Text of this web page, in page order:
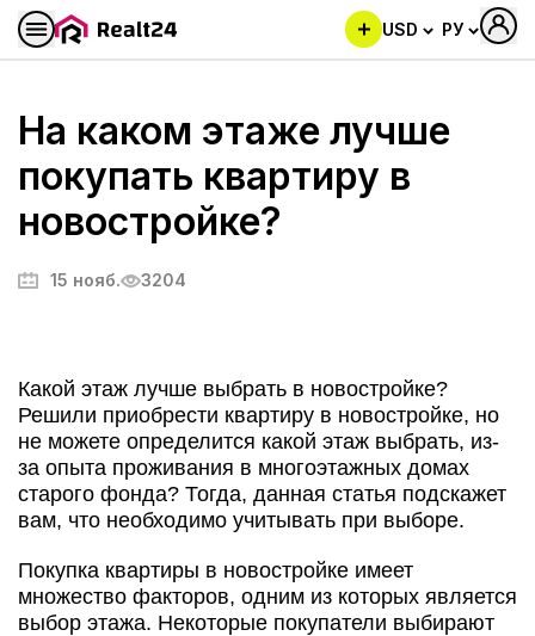
USD РУ
На каком этаже лучше
покупать квартиру в
новостройке?
15 нояб. 3204
Какой этаж лучше выбрать в новостройке?
Решили приобрести квартиру в новостройке, но
не можете определится какой этаж выбрать, из-
за опыта проживания в многоэтажных домах
старого фонда? Тогда, данная статья подскажет
вам, что необходимо учитывать при выборе.
Покупка квартиры в новостройке имеет
множество факторов, одним из которых является
выбор этажа. Некоторые покупатели выбирают